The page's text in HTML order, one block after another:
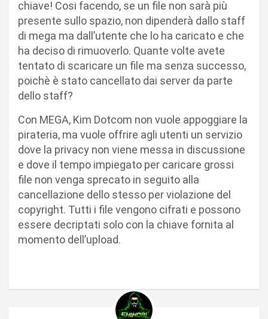
chiave! Cosi facendo, se un file non sarà più
presente sullo spazio, non dipenderà dallo staff
di mega ma dall’utente che lo ha caricato e che
ha deciso di rimuoverlo. Quante volte avete
tentato di scaricare un file ma senza successo,
poichè è stato cancellato dai server da parte
dello staff?
Con MEGA, Kim Dotcom non vuole appoggiare la
pirateria, ma vuole offrire agli utenti un servizio
dove la privacy non viene messa in discussione
e dove il tempo impiegato per caricare grossi
file non venga sprecato in seguito alla
cancellazione dello stesso per violazione del
copyright. Tutti i file vengono cifrati e possono
essere decriptati solo con la chiave fornita al
momento dell’upload.